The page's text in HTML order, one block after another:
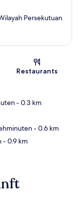
Persekutuan
Restaurants
- 0.3 km
- 0.6 km
- 0.9 km